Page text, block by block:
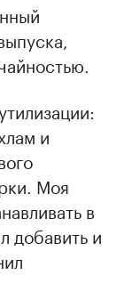
и
Моя
в
добавить и